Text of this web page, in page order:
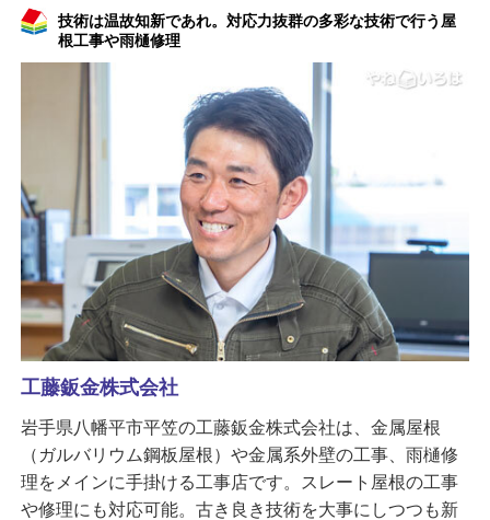
技術は温故知新であれ。対応力抜群の多彩な技術で行う屋
根工事や雨樋修理
工藤鈑金株式会社
岩手県八幡平市平笠の工藤鈑金株式会社は、金属屋根
（ガルバリウム鋼板屋根）や金属系外壁の工事、雨樋修
理をメインに手掛ける工事店です。スレート屋根の工事
や修理にも対応可能。古き良き技術を大事にしつつも新